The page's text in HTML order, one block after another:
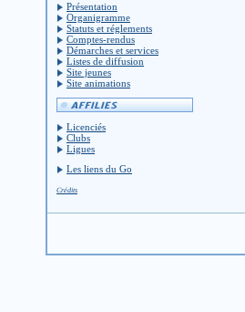
Présentation
Organigramme
Statuts et réglements
Comptes-rendus
Démarches et services
Listes de diffusion
Site jeunes
Site animations
Licenciés
Clubs
Ligues
Les liens du Go
Crédits